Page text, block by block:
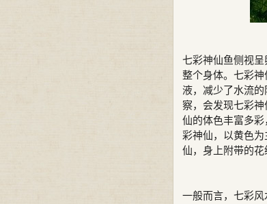
七彩神仙鱼侧视
整个身体。七彩
液，减少了水流
察，会发现七彩
仙的体色丰富多
彩神仙，以黄色
仙，身上附带的花
一般而言，七彩